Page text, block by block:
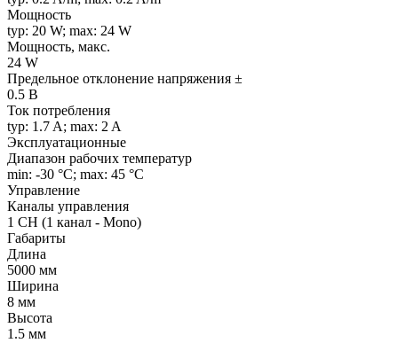
Мощность
typ: 20 W; max: 24 W
Мощность, макс.
24 W
Предельное отклонение напряжения ±
0.5 В
Ток потребления
typ: 1.7 A; max: 2 A
Эксплуатационные
Диапазон рабочих температур
min: -30 °C; max: 45 °C
Управление
Каналы управления
1 CH (1 канал - Mono)
Габариты
Длина
5000 мм
Ширина
8 мм
Высота
1.5 мм